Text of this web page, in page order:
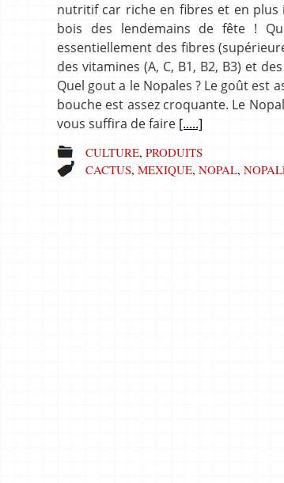
nutritif car riche en fibres et en plus
bois des lendemains de fête !
essentiellement des fibres
des vitamines (A, C, B1, B2, B3) et
Quel gout a le Nopales ? Le goût est
bouche est assez croquante. Le
vous suffira de faire [.....]
CULTURE, PRODUITS
CACTUS, MEXIQUE, NOPAL,